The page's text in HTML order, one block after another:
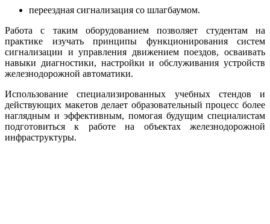
переездная сигнализация со шлагбаумом.
Работа с таким оборудованием позволяет студентам на
практике изучать принципы функционирования систем
сигнализации и управления движением поездов, осваивать
навыки диагностики, настройки и обслуживания устройств
железнодорожной автоматики.
Использование специализированных учебных стендов и
действующих макетов делает образовательный процесс более
наглядным и эффективным, помогая будущим специалистам
подготовиться к работе на объектах железнодорожной
инфраструктуры.